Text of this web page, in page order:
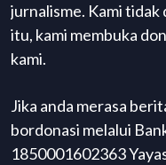
jurnalisme. Kami tidak
itu, kami membuka
kami.
Jika anda merasa
bordonasi melalui
1850001602363